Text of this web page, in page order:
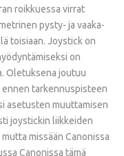
roikkuessa virrat
pysty- ja vaaka-
toisiaan. Joystick on
on
Oletuksena joutuu
ennen tarkennuspisteen
asetusten muuttamisen
joystickin liikkeiden
missään Canonissa
Canonissa tämä